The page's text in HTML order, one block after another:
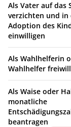
Als Vater auf das
verzichten und in
Adoption des
einwilligen
Als Wahlhelferin
Wahlhelfer
Als Waise oder
monatliche
beantragen